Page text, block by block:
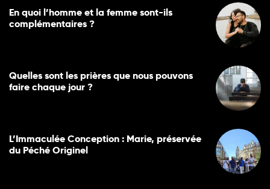
En quoi l’homme et la femme sont-ils
complémentaires ?
Quelles sont les prières que nous pouvons
faire chaque jour ?
L’Immaculée Conception : Marie, préservée
du Péché Originel